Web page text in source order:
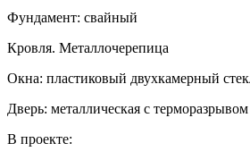
Фундамент: свайный
Кровля. Металлочерепица
Окна: пластиковый двухкамерный
Дверь: металлическая с терморазрывом
В проекте: